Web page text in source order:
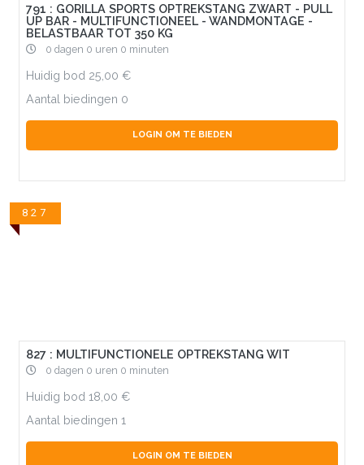
791 : GORILLA SPORTS OPTREKSTANG ZWART - PULL
UP BAR - MULTIFUNCTIONEEL - WANDMONTAGE -
BELASTBAAR TOT 350 KG
0 dagen 0 uren 0 minuten
Huidig bod 25,00
Aantal biedingen 0
LOGIN OM TE BIEDEN
827
827 : MULTIFUNCTIONELE OPTREKSTANG WIT
0 dagen 0 uren 0 minuten
Huidig bod 18,00
Aantal biedingen 1
LOGIN OM TE BIEDEN